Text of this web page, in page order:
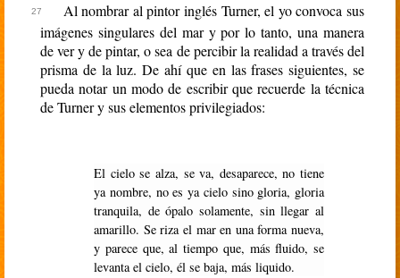
Al nombrar al pintor inglés Turner, el yo convoca sus
imágenes singulares del mar y por lo tanto, una manera
de ver y de pintar, o sea de percibir la realidad a través del
prisma de la luz. De ahí que en las frases siguientes, se
pueda notar un modo de escribir que recuerde la técnica
de Turner y sus elementos privilegiados:
El cielo se alza, se va, desaparece, no tiene
ya nombre, no es ya cielo sino gloria, gloria
tranquila, de ópalo solamente, sin llegar al
amarillo. Se riza el mar en una forma nueva,
y parece que, al tiempo que, más fluido, se
levanta el cielo, él se baja, más liquido.